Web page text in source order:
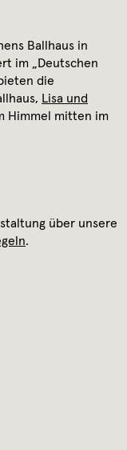
Ballhaus in
im „Deutschen
die
Lisa und
Himmel mitten im
über unsere
.